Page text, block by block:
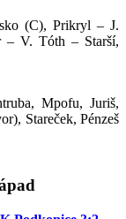
(C), Prikryl – J.
– V. Tóth – Starší,
Mpofu, Juriš,
Stareček, Pénzeš